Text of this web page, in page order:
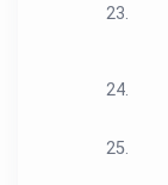
23.
24.
25.